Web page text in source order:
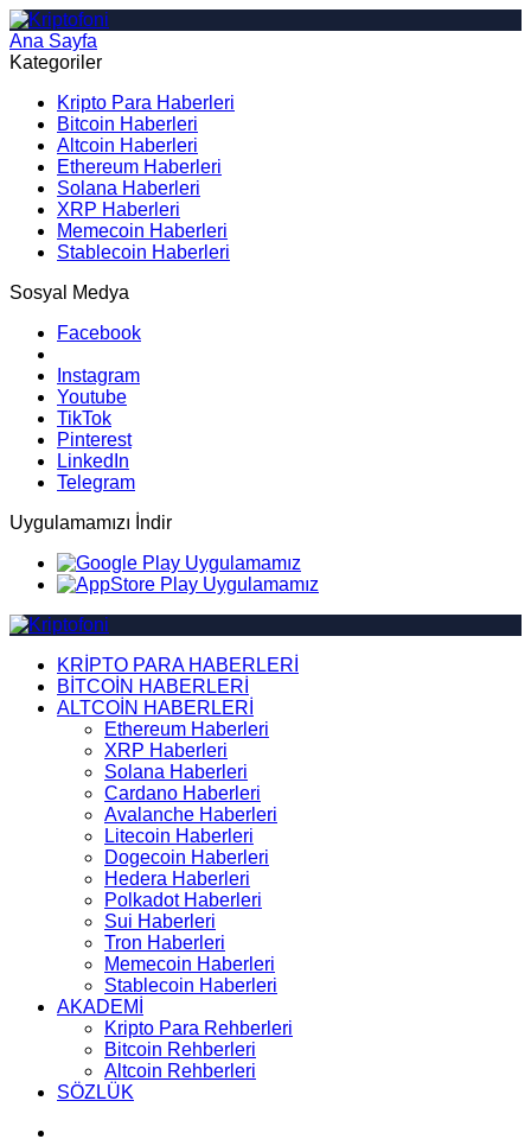
Ana Sayfa
Kategoriler
Kripto Para Haberleri
Bitcoin Haberleri
Altcoin Haberleri
Ethereum Haberleri
Solana Haberleri
XRP Haberleri
Memecoin Haberleri
Stablecoin Haberleri
Sosyal Medya
Facebook
Instagram
Youtube
TikTok
Pinterest
LinkedIn
Telegram
Uygulamamızı İndir
KRİPTO PARA HABERLERİ
BİTCOİN HABERLERİ
ALTCOİN HABERLERİ
Ethereum Haberleri
XRP Haberleri
Solana Haberleri
Cardano Haberleri
Avalanche Haberleri
Litecoin Haberleri
Dogecoin Haberleri
Hedera Haberleri
Polkadot Haberleri
Sui Haberleri
Tron Haberleri
Memecoin Haberleri
Stablecoin Haberleri
AKADEMİ
Kripto Para Rehberleri
Bitcoin Rehberleri
Altcoin Rehberleri
SÖZLÜK